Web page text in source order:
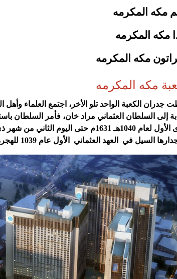
مكه المكرمه
مكه المكرمه
مكه المكرمه
مكه المكرمه
الكعبة الواحد تلو الأخر، اجتمع العلماء وأهل
إلى السلطان العثماني مراد خان، فأمر السلطان
السيل في
العهد العثماني الأول عام 1039 للهجرة وتابع قراءه المزيد